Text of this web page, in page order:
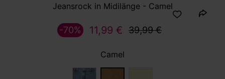
Jeansrock in Midilänge - Camel
11,99 € 39,99 €
-70%
Camel